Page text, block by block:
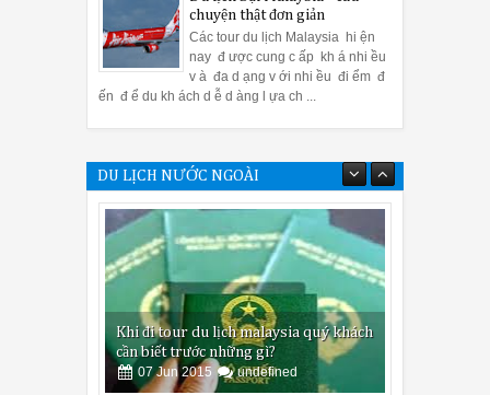
chuyện thật đơn giản
Các tour du lịch Malaysia hi ện
nay đ ược cung c ấp kh á nhi ều
v à đa d ạng v ới nhi ều đi ểm đ
ến đ ể du kh ách d ễ d àng l ựa ch ...
DU LỊCH NƯỚC NGOÀI
Khi đi tour du lịch malaysia quý khách
cần biết trước những gì?
07 Jun 2015 undefined